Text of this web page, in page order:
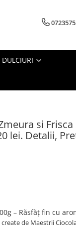
DULCIURI
si Frisca
lei. Detalii,
– Răsfăț fin cu
de Maestrii